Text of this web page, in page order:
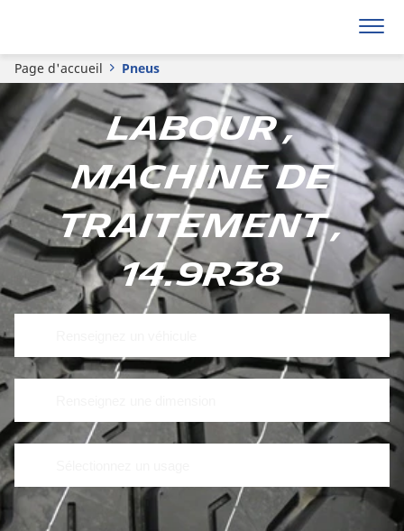
Page d'accueil Pneus
Labour ,
Machine de
traitement ,
14.9R38